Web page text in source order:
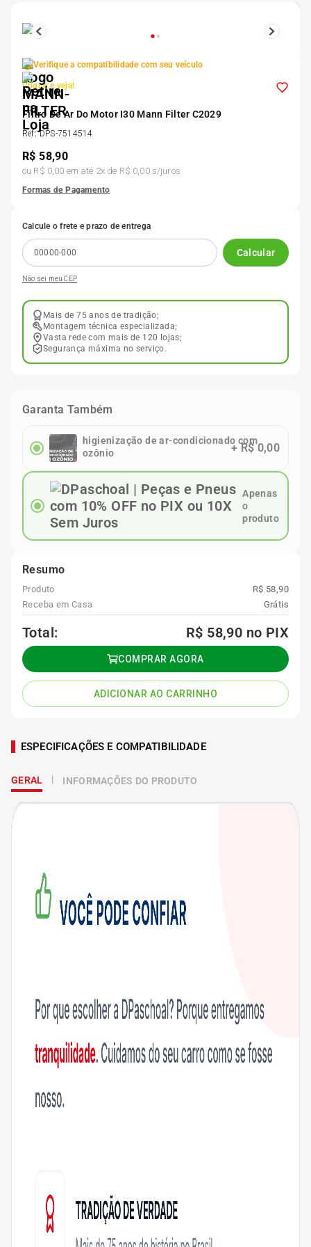
Verifique a compatibilidade com seu veículo
Clique e veja!
Filtro De Ar Do Motor I30 Mann Filter C2029
Ref: DPS-7514514
R$58,90
ou R$ 0,00 em até 2x de R$ 0,00s/juros
Formas de Pagamento
Calcule o frete e prazo de entrega
Calcular
Não sei meu CEP
Mais de 75 anos de tradição;
Montagem técnica especializada;
Vasta rede com mais de 120 lojas;
Segurança máxima no serviço.
Garanta Também
higienização de ar-condicionado com
ozônio
+R$ 0,00
Apenas
o
produto
Resumo
Produto
R$ 58,90
Receba em Casa
Grátis
Total: R$ 58,90 no PIX
COMPRAR AGORA
ADICIONAR AO CARRINHO
ESPECIFICAÇÕES E COMPATIBILIDADE
GERAL INFORMAÇÕES DO PRODUTO
5
6º 175 70r14
7º 185 65r15
9º 205 55r16
10º Pneu